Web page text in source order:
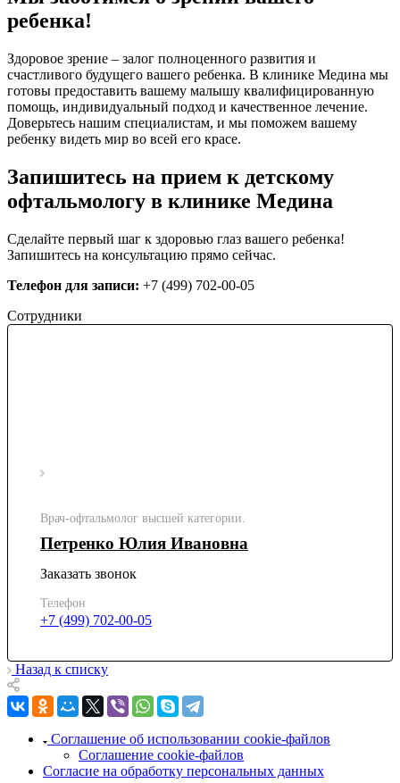
ребенка!
Здоровое зрение – залог полноценного развития и
счастливого будущего вашего ребенка. В клинике Медина мы
готовы предоставить вашему малышу квалифицированную
помощь, индивидуальный подход и качественное лечение.
Доверьтесь нашим специалистам, и мы поможем вашему
ребенку видеть мир во всей его красе.
Запишитесь на прием к детскому
офтальмологу в клинике Медина
Сделайте первый шаг к здоровью глаз вашего ребенка!
Запишитесь на консультацию прямо сейчас.
Телефон для записи: +7 (499) 702-00-05
Сотрудники
Врач-офтальмолог высшей категории.
Петренко Юлия Ивановна
Заказать звонок
Телефон
+7 (499) 702-00-05
Назад к списку
Соглашение об использовании cookie-файлов
Соглашение cookie-файлов
Согласие на обработку персональных данных